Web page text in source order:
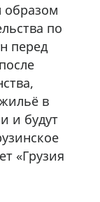
образом
по
перед
в
и будут
«Грузия